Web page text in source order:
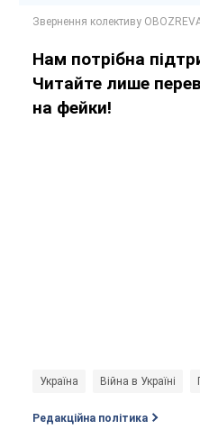
Нам потрібна
Читайте лише
на фейки!
Україна Війна в Україні
Редакційна політика